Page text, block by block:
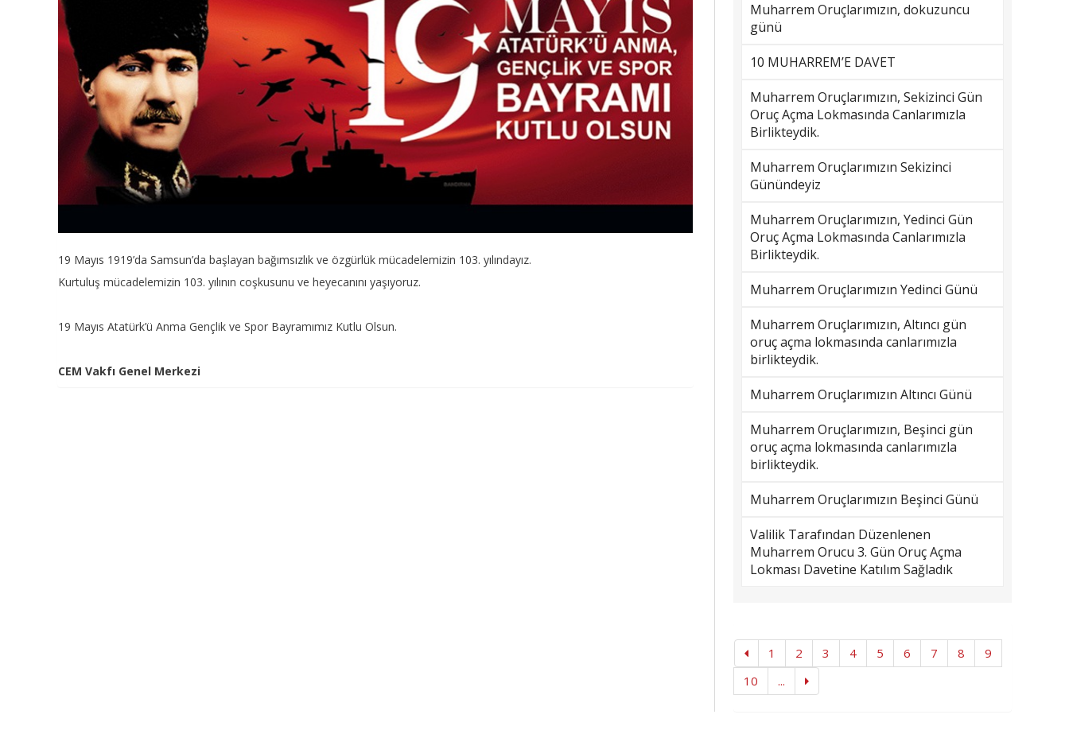
19 Mayıs 1919’da Samsun’da başlayan bağımsızlık ve özgürlük mücadelemizin 103. yılındayız.
Kurtuluş mücadelemizin 103. yılının coşkusunu ve heyecanını yaşıyoruz.
19 Mayıs Atatürk’ü Anma Gençlik ve Spor Bayramımız Kutlu Olsun.
CEM Vakfı Genel Merkezi
Muharrem Oruçlarımızın, dokuzuncu
günü
10 MUHARREM’E DAVET
Muharrem Oruçlarımızın, Sekizinci Gün
Oruç Açma Lokmasında Canlarımızla
Birlikteydik.
Muharrem Oruçlarımızın Sekizinci
Günündeyiz
Muharrem Oruçlarımızın, Yedinci Gün
Oruç Açma Lokmasında Canlarımızla
Birlikteydik.
Muharrem Oruçlarımızın Yedinci Günü
Muharrem Oruçlarımızın, Altıncı gün
oruç açma lokmasında canlarımızla
birlikteydik.
Muharrem Oruçlarımızın Altıncı Günü
Muharrem Oruçlarımızın, Beşinci gün
oruç açma lokmasında canlarımızla
birlikteydik.
Muharrem Oruçlarımızın Beşinci Günü
Valilik Tarafından Düzenlenen
Muharrem Orucu 3. Gün Oruç Açma
Lokması Davetine Katılım Sağladık
1 2 3 4 5 6 7 8
9
10
...